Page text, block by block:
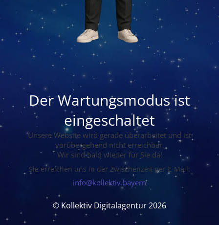
Der Wartungsmodus ist
eingeschaltet
Unsere Website wird gerade überarbeitet und ist
vorübergehend nicht erreichbar.
Wir sind bald wieder für Sie da!
Sie erreichen uns in der Zwischenzeit per E-Mail:
info@kollektiv.bayern
© Kollektiv Digitalagentur 2026